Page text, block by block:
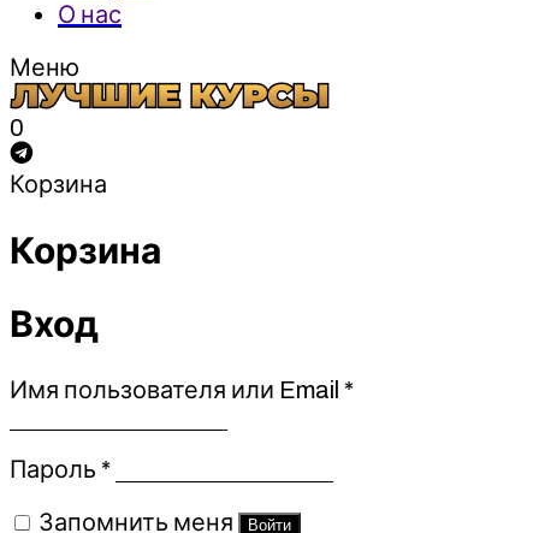
О нас
Меню
0
Корзина
Корзина
Вход
Имя пользователя или Email *Обязательно
Пароль *Обязательно
Запомнить меня Войти